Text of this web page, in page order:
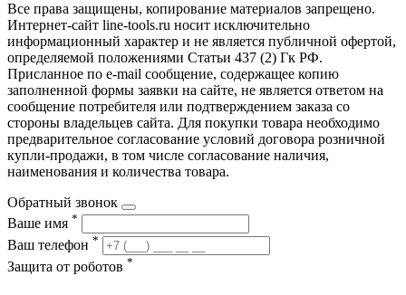
Все права защищены, копирование материалов запрещено.
Интернет-сайт line-tools.ru носит исключительно
информационный характер и не является публичной офертой,
определяемой положениями Статьи 437 (2) Гк РФ.
Присланное по e-mail сообщение, содержащее копию
заполненной формы заявки на сайте, не является ответом на
сообщение потребителя или подтверждением заказа со
стороны владельцев сайта. Для покупки товара необходимо
предварительное согласование условий договора розничной
купли-продажи, в том числе согласование наличия,
наименования и количества товара.
Обратный звонок
Ваше имя *
Ваш телефон *
Защита от роботов *